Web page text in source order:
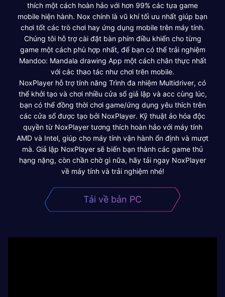
thích một cách hoàn hảo với hơn 99% các tựa game
mobile hiện hành. Nox chính là vũ khí tối ưu nhất giúp bạn
chơi tốt các trò chơi hay ứng dụng mobile trên máy tính.
Chúng tôi hỗ trợ cài đặt bàn phím điều khiển cho từng
game một cách phù hợp nhất, để bạn có thể trải nghiệm
Mandoo: Mandala drawing App một cách chân thực nhất
với các thao tác như chơi trên mobile.
NoxPlayer hỗ trợ tính năng Trình đa nhiệm Multidriver, có
thể khởi tạo và chơi nhiều cửa sổ giả lập và acc cùng lúc,
bạn có thể đồng thời chơi game/ứng dụng yêu thích trên
các cửa sổ được tạo bởi NoxPlayer. Kỹ thuật ảo hóa độc
quyền từ NoxPlayer tương thích hoàn hảo với máy tính
AMD và Intel, giúp cho máy tính vận hành ổn định và mượt
mà. Giả lập NoxPlayer sẽ biến bạn thành các game thủ
hạng nặng, còn chần chờ gì nữa, hãy tải ngay NoxPlayer
về máy tính và trải nghiệm nhé!
Tải về bản PC